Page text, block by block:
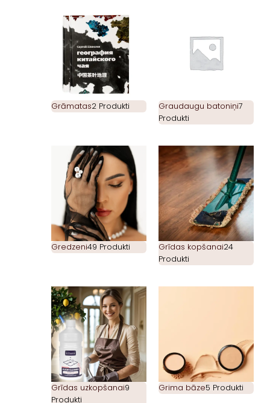
Grāmatas2 Produkti Graudaugu batoniņi7
Produkti
Gredzeni49 Produkti Grīdas kopšanai24
Produkti
Grīdas uzkopšanai9
Produkti
Grima bāze5 Produkti